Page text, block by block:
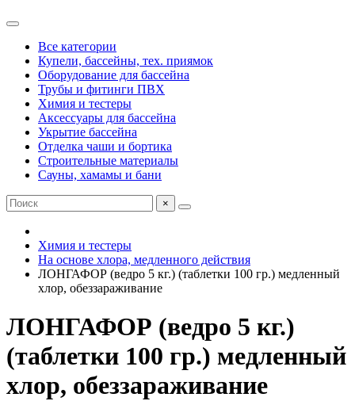
Все категории
Купели, бассейны, тех. приямок
Оборудование для бассейна
Трубы и фитинги ПВХ
Химия и тестеры
Аксессуары для бассейна
Укрытие бассейна
Отделка чаши и бортика
Строительные материалы
Сауны, хамамы и бани
×
Химия и тестеры
На основе хлора, медленного действия
ЛОНГАФОР (ведро 5 кг.) (таблетки 100 гр.) медленный
хлор, обеззараживание
ЛОНГАФОР (ведро 5 кг.)
(таблетки 100 гр.) медленный
хлор, обеззараживание